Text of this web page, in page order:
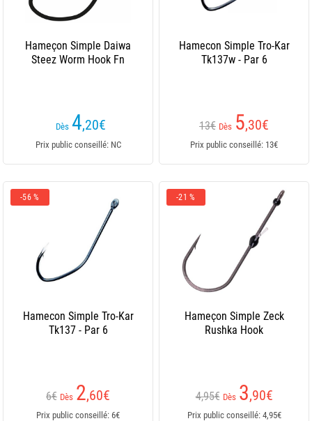
Hameçon Simple Daiwa
Steez Worm Hook Fn
Dès 4,20€
Prix public conseillé: NC
Hamecon Simple Tro-Kar
Tk137w - Par 6
13€ Dès 5,30€
Prix public conseillé: 13€
-56 %
Hamecon Simple Tro-Kar
Tk137 - Par 6
6€ Dès 2,60€
Prix public conseillé: 6€
-21 %
Hameçon Simple Zeck
Rushka Hook
4,95€ Dès 3,90€
Prix public conseillé: 4,95€